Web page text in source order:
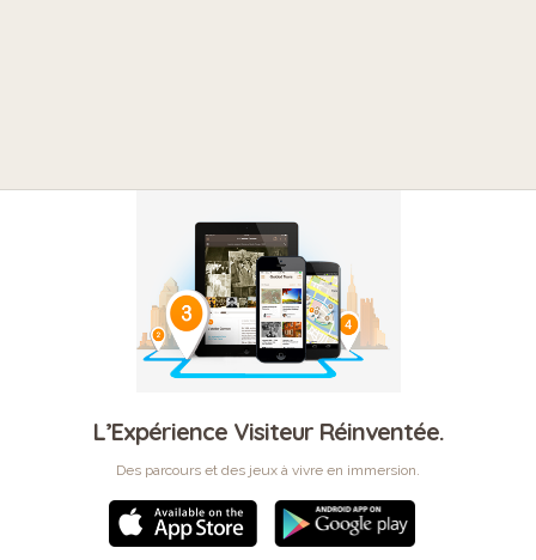
L’Expérience Visiteur Réinventée.
Des parcours et des jeux à vivre en immersion.